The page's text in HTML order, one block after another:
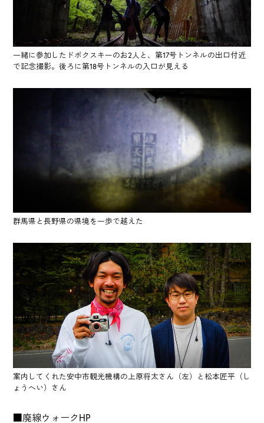
一緒に参加したドボクスキーのお2人と、第17号トンネルの出口付近
で記念撮影。後ろに第18号トンネルの入口が見える
群馬県と長野県の県境を一歩で越えた
案内してくれた安中市観光機構の上原将太さん（左）と松本匠平（し
ょうへい）さん
■廃線ウォークHP